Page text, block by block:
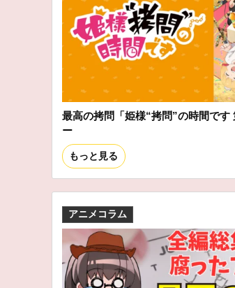
最高の拷問「姫様“拷問”の時間です
ー
もっと見る
アニメコラム